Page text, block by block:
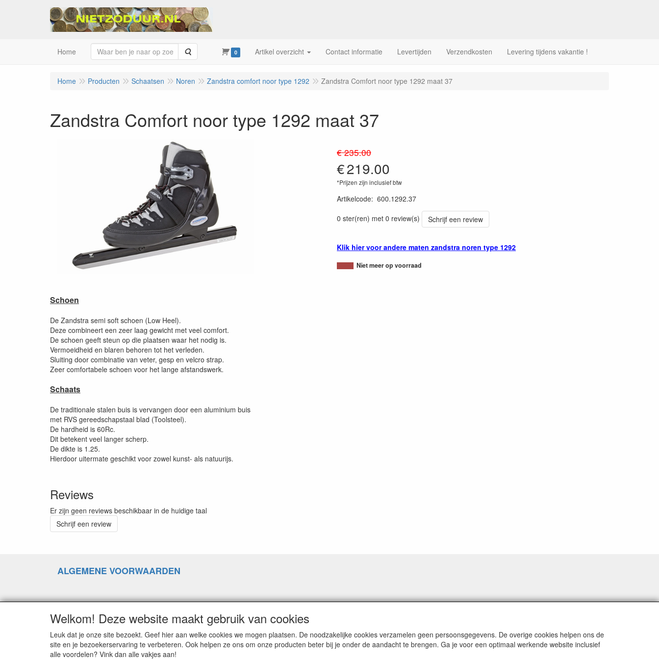
Home Zoeken 0 Artikel overzicht Contact informatie Levertijden Verzendkosten Levering tijdens vakantie !
Home Producten Schaatsen Noren Zandstra comfort noor type 1292 Zandstra Comfort noor type 1292 maat 37
Zandstra Comfort noor type 1292 maat 37
€ 235.00
€219.00
*Prijzen zijn inclusief btw
Artikelcode: 600.1292.37
0 ster(ren) met 0 review(s)
Schrijf een review
Klik hier voor andere maten zandstra noren type 1292
Niet meer op voorraad
Schoen
De Zandstra semi soft schoen (Low Heel).
Deze combineert een zeer laag gewicht met veel comfort.
De schoen geeft steun op die plaatsen waar het nodig is.
Vermoeidheid en blaren behoren tot het verleden.
Sluiting door combinatie van veter, gesp en velcro strap.
Zeer comfortabele schoen voor het lange afstandswerk.
Schaats
De traditionale stalen buis is vervangen door een aluminium buis
met RVS gereedschapstaal blad (Toolsteel).
De hardheid is 60Rc.
Dit betekent veel langer scherp.
De dikte is 1.25.
Hierdoor uitermate geschikt voor zowel kunst- als natuurijs.
Reviews
Er zijn geen reviews beschikbaar in de huidige taal
Schrijf een review
ALGEMENE VOORWAARDEN
RETOURZENDING
GOEDEREN RUILEN
Welkom! Deze website maakt gebruik van cookies
Leuk dat je onze site bezoekt. Geef hier aan welke cookies we mogen plaatsen. De noodzakelijke cookies verzamelen geen persoonsgegevens. De overige cookies helpen ons de
site en je bezoekerservaring te verbeteren. Ook helpen ze ons om onze producten beter bij je onder de aandacht te brengen. Ga je voor een optimaal werkende website inclusief
alle voordelen? Vink dan alle vakjes aan!